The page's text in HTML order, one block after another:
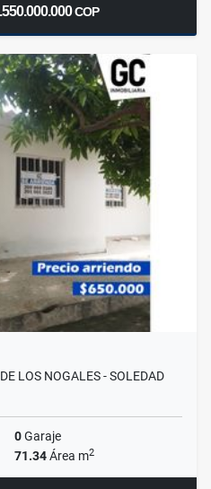
COP
LOS NOGALES - SOLEDAD
0Garaje
71.34Área m2